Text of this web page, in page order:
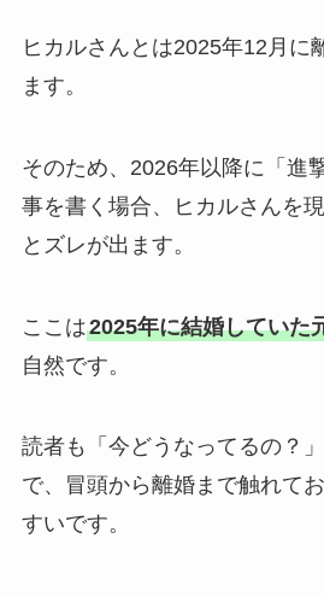
ヒカルさんとは2025年12月に
ます。
そのため、2026年以降に「進
事を書く場合、ヒカルさんを
とズレが出ます。
ここは2025年に結婚していた
自然です。
読者も「今どうなってるの？
で、冒頭から離婚まで触れて
すいです。